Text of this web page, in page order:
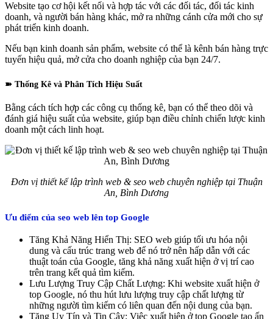
Website tạo cơ hội kết nối và hợp tác với các đối tác, đối tác kinh
doanh, và người bán hàng khác, mở ra những cánh cửa mới cho sự
phát triển kinh doanh.
Nếu bạn kinh doanh sản phẩm, website có thể là kênh bán hàng trực
tuyến hiệu quả, mở cửa cho doanh nghiệp của bạn 24/7.
➽ Thống Kê và Phân Tích Hiệu Suất
Bằng cách tích hợp các công cụ thống kê, bạn có thể theo dõi và
đánh giá hiệu suất của website, giúp bạn điều chỉnh chiến lược kinh
doanh một cách linh hoạt.
Đơn vị thiết kế lập trình web & seo web chuyên nghiệp tại Thuận
An, Bình Dương
Ưu điểm của seo web lên top Google
Tăng Khả Năng Hiển Thị: SEO web giúp tối ưu hóa nội
dung và cấu trúc trang web để nó trở nên hấp dẫn với các
thuật toán của Google, tăng khả năng xuất hiện ở vị trí cao
trên trang kết quả tìm kiếm.
Lưu Lượng Truy Cập Chất Lượng: Khi website xuất hiện ở
top Google, nó thu hút lưu lượng truy cập chất lượng từ
những người tìm kiếm có liên quan đến nội dung của bạn.
Tăng Uy Tín và Tin Cậy: Việc xuất hiện ở top Google tạo ấn